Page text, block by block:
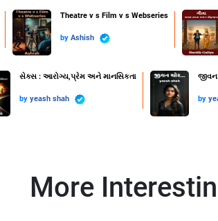
Theatre v s Film v s Webseries
by Ashish
સેક્સ : આરોગ્ય,પ્રેમ અને માનસિકતા
by yeash shah
જીવન
by
More